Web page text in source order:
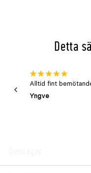
Detta
Alltid fint
Yngve